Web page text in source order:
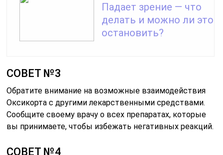
Падает зрение — что
делать и можно ли это
остановить?
СОВЕТ №3
Обратите внимание на возможные взаимодействия
Оксикорта с другими лекарственными средствами.
Сообщите своему врачу о всех препаратах, которые
вы принимаете, чтобы избежать негативных реакций.
СОВЕТ №4